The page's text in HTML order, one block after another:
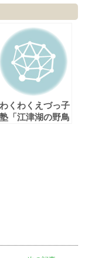
わくわくえづっ子
塾「江津湖の野鳥